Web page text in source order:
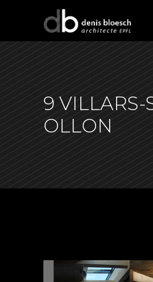
9 VILLARS-
OLLON